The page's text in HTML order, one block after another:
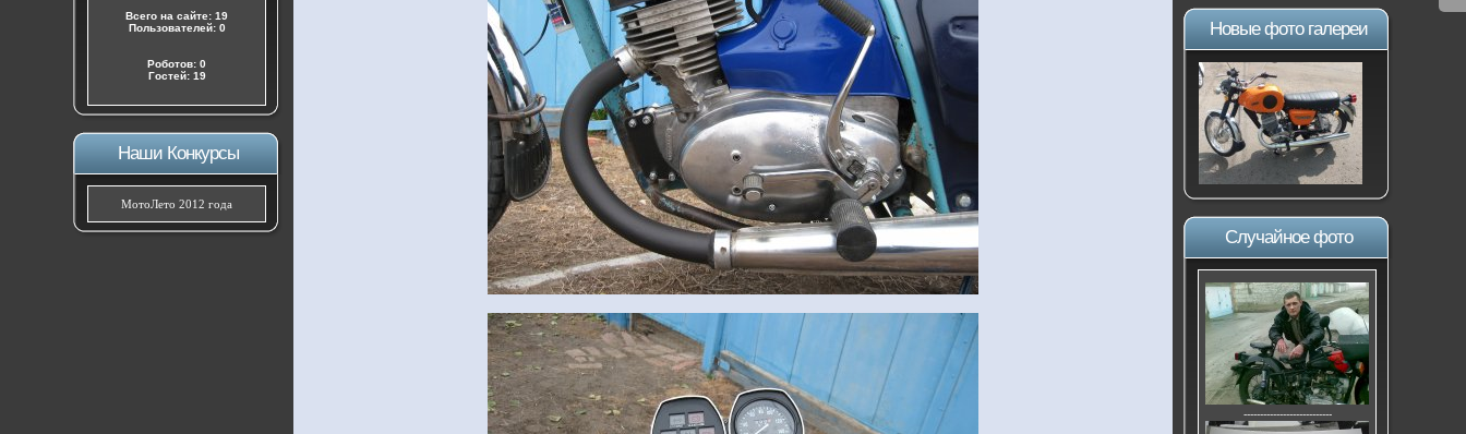
Всего на сайте: 19
Пользователей: 0
Роботов: 0
Гостей: 19
Наши Конкурсы
МотоЛето 2012 года
Новые фото галереи
Случайное фото
---------------------------